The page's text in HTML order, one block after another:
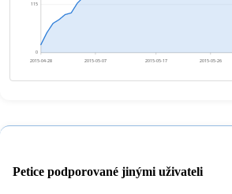
0
115
2015-04-28 2015-05-07 2015-05-17 2015-05-26
Petice podporované jinými uživateli